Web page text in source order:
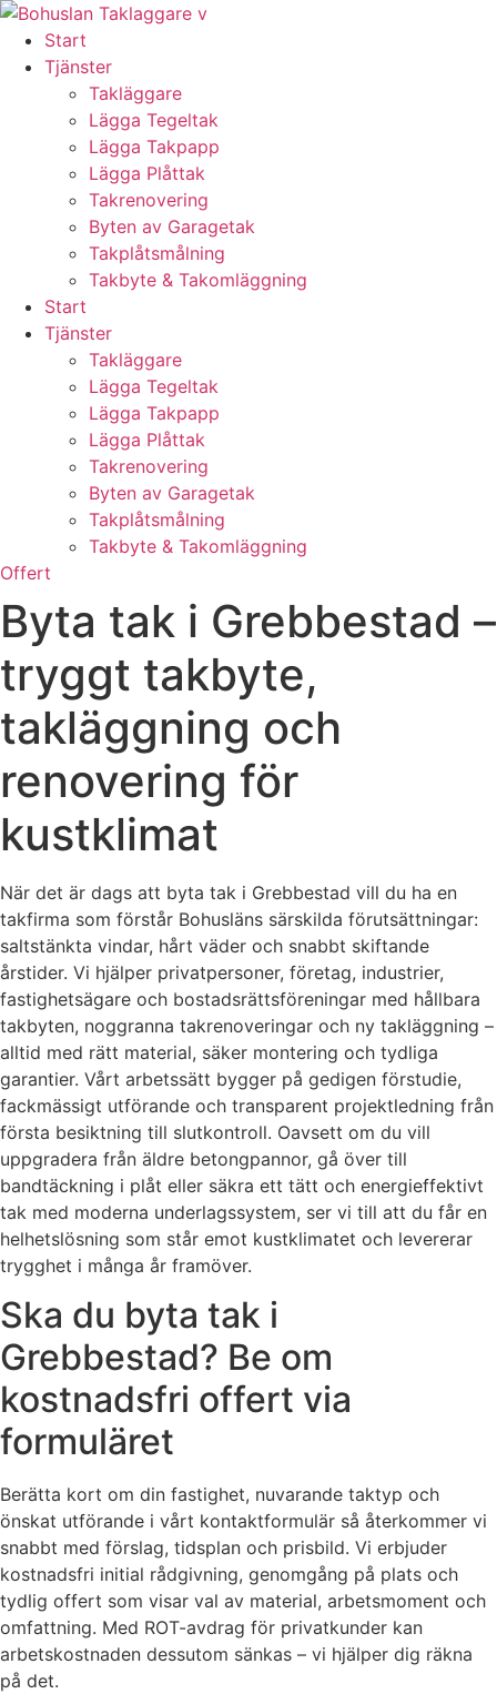
Skip
content
Start
Tjänster
Takläggare
Lägga Tegeltak
Lägga Takpapp
Lägga Plåttak
Takrenovering
Byten av Garagetak
Takplåtsmålning
Takbyte & Takomläggning
Start
Tjänster
Takläggare
Lägga Tegeltak
Lägga Takpapp
Lägga Plåttak
Takrenovering
Byten av Garagetak
Takplåtsmålning
Takbyte & Takomläggning
Offert
Byta tak i Grebbestad –
tryggt takbyte,
takläggning och
renovering för
kustklimat
När det är dags att byta tak i Grebbestad vill du ha en
takfirma som förstår Bohusläns särskilda förutsättningar:
saltstänkta vindar, hårt väder och snabbt skiftande
årstider. Vi hjälper privatpersoner, företag, industrier,
fastighetsägare och bostadsrättsföreningar med hållbara
takbyten, noggranna takrenoveringar och ny takläggning –
alltid med rätt material, säker montering och tydliga
garantier. Vårt arbetssätt bygger på gedigen förstudie,
fackmässigt utförande och transparent projektledning från
första besiktning till slutkontroll. Oavsett om du vill
uppgradera från äldre betongpannor, gå över till
bandtäckning i plåt eller säkra ett tätt och energieffektivt
tak med moderna underlagssystem, ser vi till att du får en
helhetslösning som står emot kustklimatet och levererar
trygghet i många år framöver.
Ska du byta tak i
Grebbestad? Be om
kostnadsfri offert via
formuläret
Berätta kort om din fastighet, nuvarande taktyp och
önskat utförande i vårt kontaktformulär så återkommer vi
snabbt med förslag, tidsplan och prisbild. Vi erbjuder
kostnadsfri initial rådgivning, genomgång på plats och
tydlig offert som visar val av material, arbetsmoment och
omfattning. Med ROT-avdrag för privatkunder kan
arbetskostnaden dessutom sänkas – vi hjälper dig räkna
på det.